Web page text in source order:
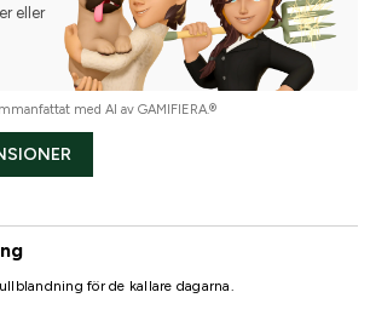
eller
med AI av GAMIFIERA.®
för de kallare dagarna.